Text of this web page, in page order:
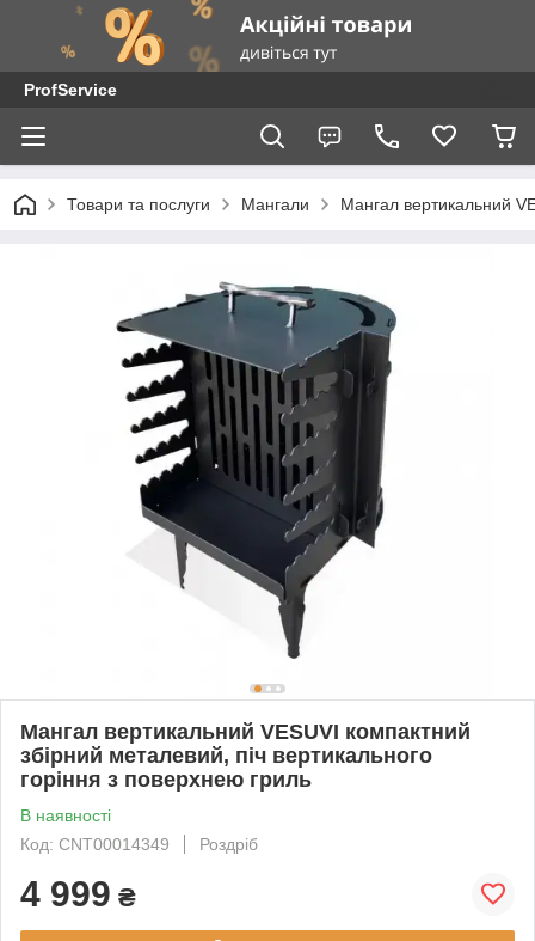
ProfService
Товари та послуги Мангали Мангал вертикальний
Мангал вертикальний VESUVI компактний
збірний металевий, піч вертикального
горіння з поверхнею гриль
В наявності
Код: CNT00014349
Роздріб
4 999 ₴